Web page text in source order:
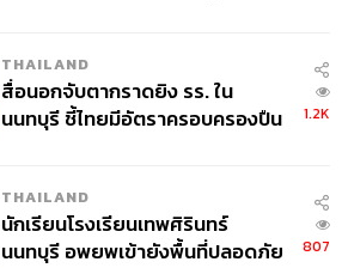
เสมอมา
THAILAND
สื่อนอกจับตากราดยิง รร. ใน
นนทบุรี ชี้ไทยมีอัตราครอบครองปืน
1.2K
THAILAND
นักเรียนโรงเรียนเทพศิรินทร์
นนทบุรี อพยพเข้ายังพื้นที่ปลอดภัย
807